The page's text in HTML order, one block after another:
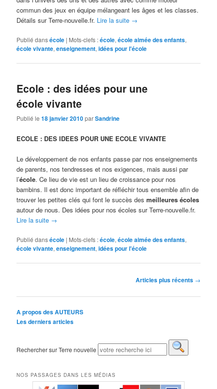
commun des jeux en équipe mélangeant les âges et les classes.
Détails sur Terre-nouvelle.fr. Lire la suite →
Publié dansécole | Mots-clefs :école,école aimée des enfants,
école vivante,enseignement,idées pour l'école
Ecole : des idées pour une
école vivante
Publié le18 janvier 2010parSandrine
ECOLE : DES IDEES POUR UNE ECOLE VIVANTE
Le développement de nos enfants passe par nos enseignements
de parents, nos tendresses et nos exigences, mais aussi par
l’école. Ce lieu de vie est un lieu de croissance pour nos
bambins. Il est donc important de réfléchir tous ensemble afin de
trouver les petites clés qui font le succès desmeilleures écoles
autour de nous. Des idées pour nos écoles sur Terre-nouvelle.fr.
Lire la suite →
Publié dansécole | Mots-clefs :école,école aimée des enfants,
école vivante,enseignement,idées pour l'école
Articles plus récents →
A propos des AUTEURS
Les derniers articles
Rechercher sur Terre nouvelle
NOS PASSAGES DANS LES MÉDIAS